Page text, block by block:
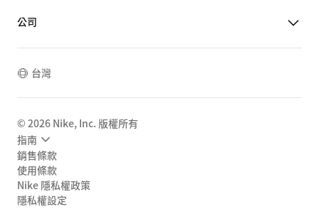
公司
台灣
© 2026 Nike, Inc. 版權所有
指南
銷售條款
使用條款
Nike 隱私權政策
隱私權設定